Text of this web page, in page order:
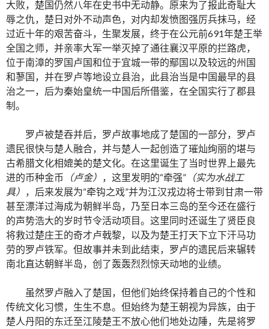
大败，楚国仍然八年在史书中无动静。原来为了报此奇耻大
辱之仇，楚日对外不动声色，对内却发愤图强厉兵抹马，经
过近十年的艰苦奋斗，生聚发展，终于在公元前691年楚王举
全国之师，并亲率大军一举灭掉了通往襄汉平原的拦路虎，
位于南漳的罗国卢国和位于宜城一带的鄢国以及较远的州国
和蓼国，并在罗卢等地设立县治，此县治当是中国最早的县
治之一，后为秦始皇统一中国后所借鉴，在全国实行了郡县
制。
罗卢被楚吞并后，罗卢故事地成了楚国的一部分，罗卢
遗民很快与楚人融合，并与楚人一起创造了璀灿绚丽的堪与
古希腊文化相媲美的楚文化。在这里诞生了当时世界上最先
进的币种金币 （卢金） ，这里发明的“牵强” （实为水战工
具） ，后来发展为“牵钩之戏”并为江汉戎边将士带到甘肃一带
甚至漂洋过海成为朝鲜半岛，乃至日本三岛的至今还在盛行
的声势浩大的岁时节令活动项目。这里同时还诞生了贤臣良
将救过楚庄王的奇才卢戟黎，以及为楚王打天下立下汗马功
劳的罗卢铁军。但故事并未到此结束，罗卢的遗民后来辗转
南北直达朝鲜半岛，创了轰轰烈烈惊天动地的业绩。
虽然罗卢融入了楚国，但他们始终保持着自己的个性和
传统文化习惯，生生不息。但始终为楚王朝视为异族，由于
楚人丹阳的东迁至江陵楚王不放心他们地处边陲，先是将罗